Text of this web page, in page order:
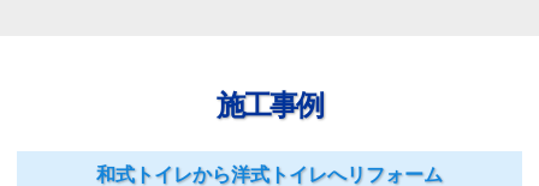
施工事例
和式トイレから洋式トイレへリフォーム